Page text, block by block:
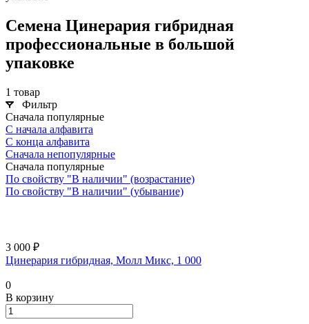
Семена Цинерария гибридная
профессиональные в большой
упаковке
1 товар
Фильтр
Сначала популярные
С начала алфавита
С конца алфавита
Сначала непопулярные
Сначала популярные
По свойству "В наличии" (возрастание)
По свойству "В наличии" (убывание)
3 000 ₽
Цинерария гибридная, Молл Микс, 1 000
0
В корзину